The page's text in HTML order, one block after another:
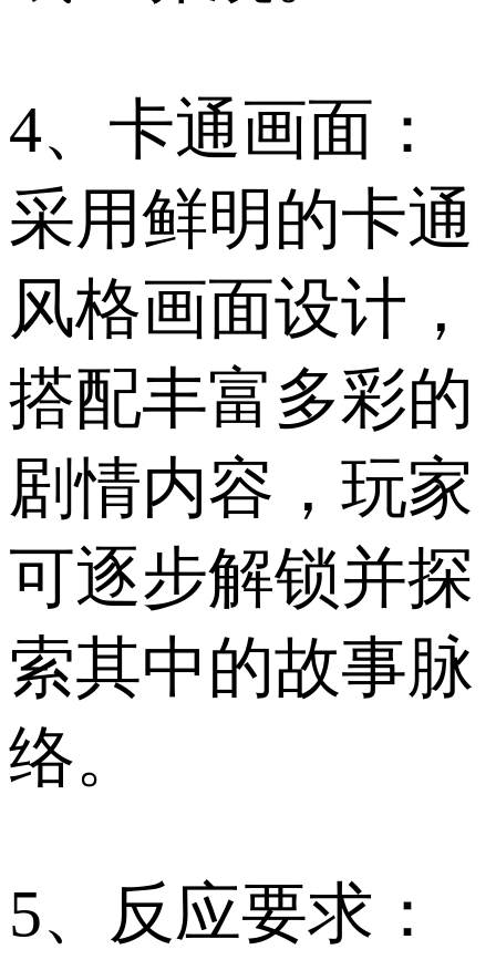
4、卡通画面：
采用鲜明的卡通
风格画面设计，
搭配丰富多彩的
剧情内容，玩家
可逐步解锁并探
索其中的故事脉
络。
5、反应要求：